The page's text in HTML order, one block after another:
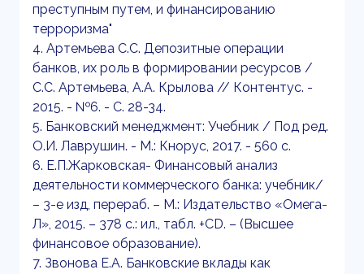
преступным путем, и финансированию
терроризма"
4. Артемьева С.С. Депозитные операции
банков, их роль в формировании ресурсов /
С.С. Артемьева, А.А. Крылова // Контентус. -
2015. - №6. - С. 28-34.
5. Банковский менеджмент: Учебник / Под ред.
О.И. Лаврушин. - М.: Кнорус, 2017. - 560 с.
6. Е.П.Жарковская- Финансовый анализ
деятельности коммерческого банка: учебник/
– 3-е изд, перераб. – М.: Издательство «Омега-
Л», 2015. – 378 с.: ил., табл. +CD. – (Высшее
финансовое образование).
7. Звонова Е.А. Банковские вклады как